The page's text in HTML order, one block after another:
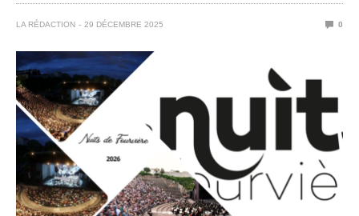
LA RÉDACTION 29 DÉCEMBRE 2025 0